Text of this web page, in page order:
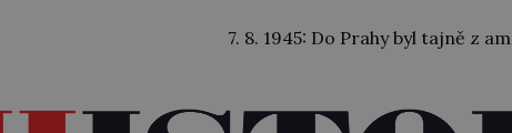
7. 8. 1945: Do Prahy byl tajně z